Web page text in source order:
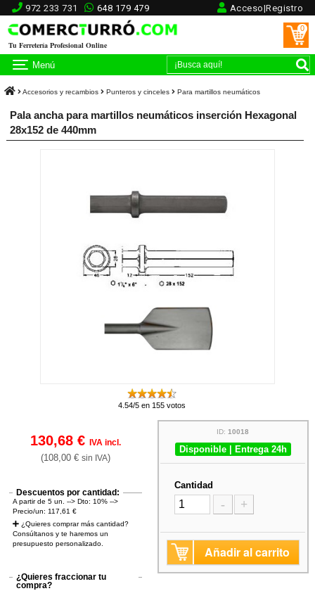
972 233 731 648 179 479 Acceso|Registro
Tu Ferretería Profesional Online
0
Menú
Accesorios y recambios Punteros y cinceles Para martillos neumáticos
Pala ancha para martillos neumáticos inserción Hexagonal
28x152 de 440mm
4.54/5 en 155 votos
130,68 €IVA incl.
(108,00 €sin IVA)
Descuentos por cantidad:
A partir de 5 un. --> Dto: 10% -->
Precio/un: 117,61 €
¿Quieres comprar más cantidad?
Consúltanos y te haremos un
presupuesto personalizado.
¿Quieres fraccionar tu
compra?
ID:10018
Disponible | Entrega 24h
Cantidad
- +
Añadir al carrito